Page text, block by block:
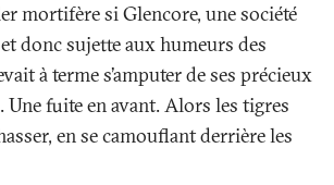
mortifère si Glencore, une société
donc sujette aux humeurs des
à terme s’amputer de ses précieux
Une fuite en avant. Alors les tigres
en se camouflant derrière les